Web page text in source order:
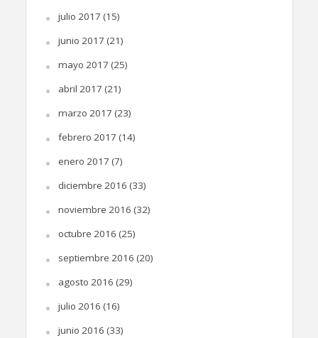
julio 2017 (15)
junio 2017 (21)
mayo 2017 (25)
abril 2017 (21)
marzo 2017 (23)
febrero 2017 (14)
enero 2017 (7)
diciembre 2016 (33)
noviembre 2016 (32)
octubre 2016 (25)
septiembre 2016 (20)
agosto 2016 (29)
julio 2016 (16)
junio 2016 (33)